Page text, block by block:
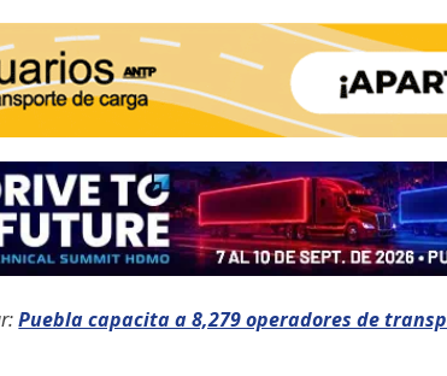
Puebla capacita a 8,279 operadores de